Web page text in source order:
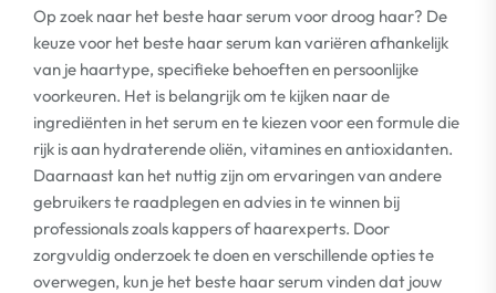
Op zoek naar het beste haar serum voor droog haar? De
keuze voor het beste haar serum kan variëren afhankelijk
van je haartype, specifieke behoeften en persoonlijke
voorkeuren. Het is belangrijk om te kijken naar de
ingrediënten in het serum en te kiezen voor een formule die
rijk is aan hydraterende oliën, vitamines en antioxidanten.
Daarnaast kan het nuttig zijn om ervaringen van andere
gebruikers te raadplegen en advies in te winnen bij
professionals zoals kappers of haarexperts. Door
zorgvuldig onderzoek te doen en verschillende opties te
overwegen, kun je het beste haar serum vinden dat jouw